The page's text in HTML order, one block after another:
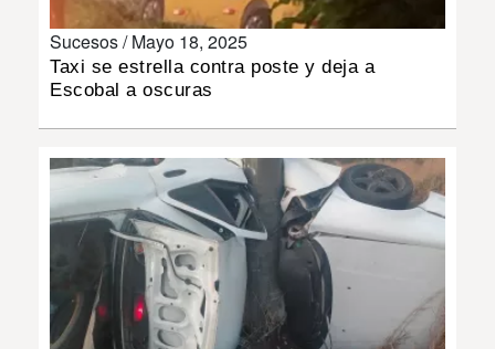
DEPORTES
INSÓLITAS
MULTIMEDIA
IMPRESO
Sucesos /Mayo 18, 2025
Taxi se estrella contra poste y deja a
Escobal a oscuras